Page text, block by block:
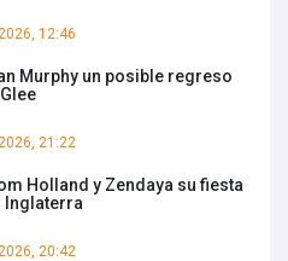
12:46
Murphy un posible regreso
21:22
Holland y Zendaya su fiesta
Inglaterra
20:42